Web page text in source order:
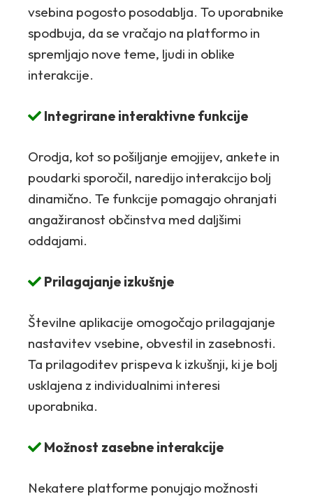
vsebina pogosto posodablja. To uporabnike
spodbuja, da se vračajo na platformo in
spremljajo nove teme, ljudi in oblike
interakcije.
Integrirane interaktivne funkcije
Orodja, kot so pošiljanje emojijev, ankete in
poudarki sporočil, naredijo interakcijo bolj
dinamično. Te funkcije pomagajo ohranjati
angažiranost občinstva med daljšimi
oddajami.
Prilagajanje izkušnje
Številne aplikacije omogočajo prilagajanje
nastavitev vsebine, obvestil in zasebnosti.
Ta prilagoditev prispeva k izkušnji, ki je bolj
usklajena z individualnimi interesi
uporabnika.
Možnost zasebne interakcije
Nekatere platforme ponujajo možnosti